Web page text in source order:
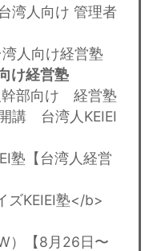
湾人向け 管理者
人向け経営塾
け経営塾
幹部向け 経営塾
講 台湾人KEIEI
塾【台湾人経営
ズKEIEI塾</b>
）【8月26日〜